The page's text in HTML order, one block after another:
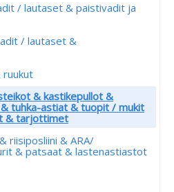
/ lautaset & paistivadit ja
/ lautaset &
ruukut
& kastikepullot &
tuhka-astiat & tuopit / mukit
& tarjottimet
riisiposliini & ARA/
& patsaat & lastenastiastot